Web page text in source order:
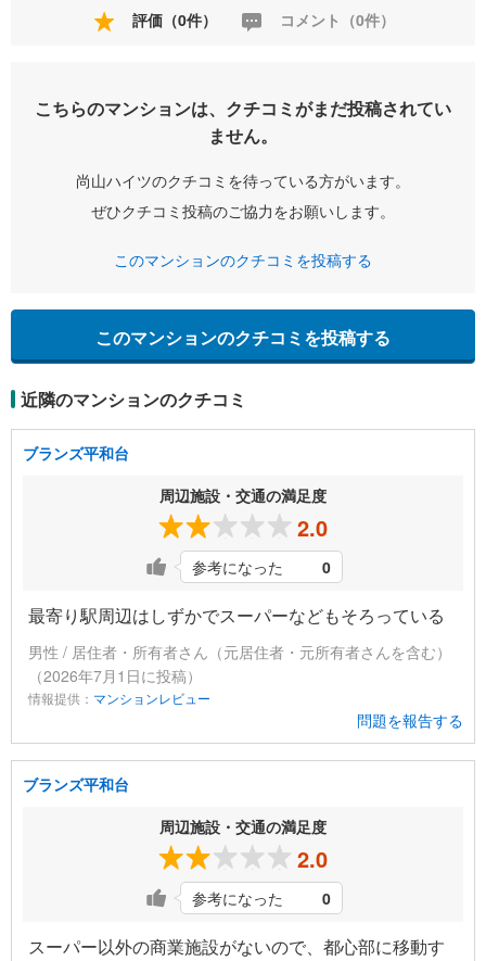
評価（0件） コメント（0件）
こちらのマンションは、クチコミがまだ投稿されてい
ません。
尚山ハイツのクチコミを待っている方がいます。
ぜひクチコミ投稿のご協力をお願いします。
このマンションのクチコミを投稿する
このマンションのクチコミを投稿する
近隣のマンションのクチコミ
ブランズ平和台
周辺施設・交通の満足度
2.0
参考になった 0
最寄り駅周辺はしずかでスーパーなどもそろっている
男性 / 居住者・所有者さん（元居住者・元所有者さんを含む）
（2026年7月1日に投稿）
情報提供： マンションレビュー
問題を報告する
ブランズ平和台
周辺施設・交通の満足度
2.0
参考になった 0
スーパー以外の商業施設がないので、都心部に移動す